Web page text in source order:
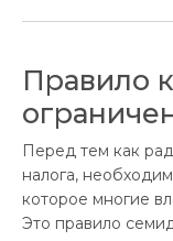
Правило
Перед тем как
налога,
которое многие
Это правило